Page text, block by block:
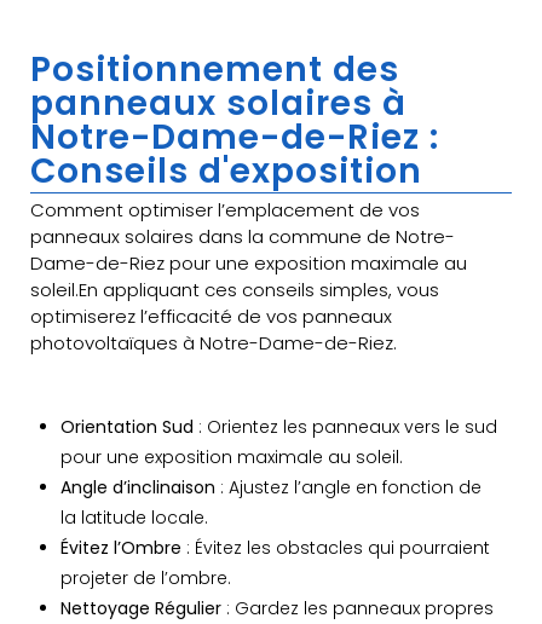
Positionnement des
panneaux solaires à
Notre-Dame-de-Riez :
Conseils d'exposition
Comment optimiser l’emplacement de vos
panneaux solaires dans la commune de Notre-
Dame-de-Riez pour une exposition maximale au
soleil.En appliquant ces conseils simples, vous
optimiserez l’efficacité de vos panneaux
photovoltaïques à Notre-Dame-de-Riez.
Orientation Sud : Orientez les panneaux vers le sud
pour une exposition maximale au soleil.
Angle d’inclinaison : Ajustez l’angle en fonction de
la latitude locale.
Évitez l’Ombre : Évitez les obstacles qui pourraient
projeter de l’ombre.
Nettoyage Régulier : Gardez les panneaux propres